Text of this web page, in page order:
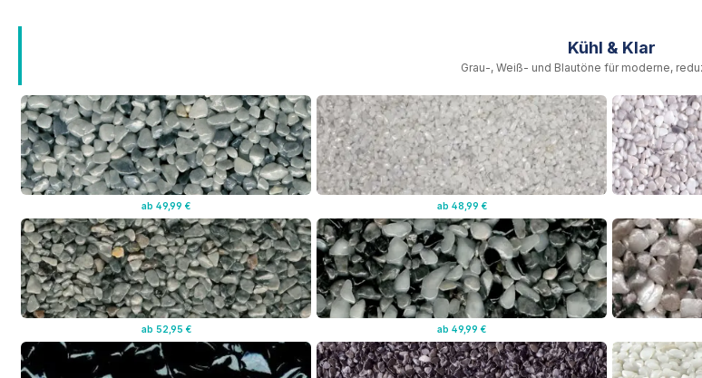
Kühl & Klar
Grau-, Weiß- und Blautöne für moderne,
ab 49,99 € ab 48,99 €
ab 52,95 € ab 49,99 €